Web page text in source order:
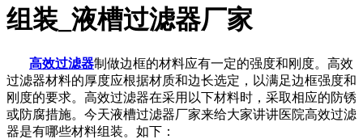
组装_液槽过滤器厂家
高效过滤器制做边框的材料应有一定的强度和刚度。高效
过滤器材料的厚度应根据材质和边长选定，以满足边框强度和
刚度的要求。高效过滤器在采用以下材料时，采取相应的防锈
或防腐措施。今天液槽过滤器厂家来给大家讲讲医院高效过滤
器是有哪些材料组装。如下：